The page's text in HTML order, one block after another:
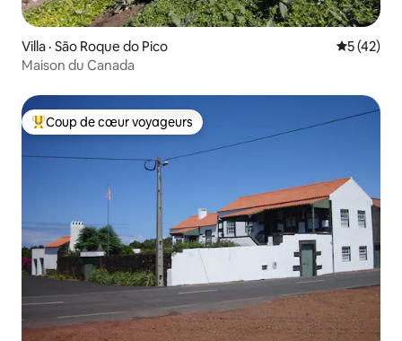
Villa · São Roque do Pico Note
5 (42)
Maison du Canada
Coup de cœur voyageurs parmi les plus aimés
Coup de cœur voyageurs